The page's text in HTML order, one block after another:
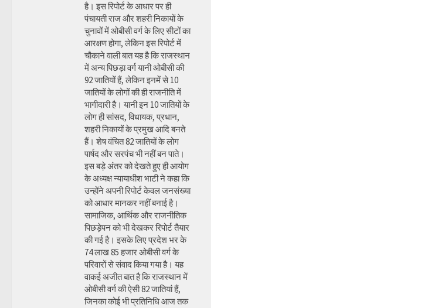
है। इस रिपोर्ट के आधार पर ही
पंचायती राज और शहरी निकायों के
चुनावों में ओबीसी वर्ग के लिए सीटों का
आरक्षण होगा, लेकिन इस रिपोर्ट में
चौकाने वाली बात यह है कि राजस्थान
में अन्य पिछड़ा वर्ग यानी ओबीसी की
92 जातियों हैं, लेकिन इनमें से 10
जातियों के लोगों की ही राजनीति में
भागीदारी है। यानी इन 10 जातियों के
लोग ही सांसद, विधायक, प्रधान,
शहरी निकायों के प्रमुख आदि बनते
हैं। शेष वंचित 82 जातियों के लोग
पार्षद और सरपंच भी नहीं बन पाते।
इस बड़े अंतर को देखते हुए ही आयोग
के अध्यक्ष न्यायाधीश भाटी ने कहा कि
उन्होंने अपनी रिपोर्ट केवल जनसंख्या
को आधार मानकर नहीं बनाई है।
सामाजिक, आर्थिक और राजनीतिक
पिछड़ेपन को भी देखकर रिपोर्ट तैयार
की गई है। इसके लिए प्रदेश भर के
74 लाख 85 हजार ओबीसी वर्ग के
परिवारों से संवाद किया गया है। यह
वाकई अजीत बात है कि राजस्थान में
ओबीसी वर्ग की ऐसी 82 जातियां हैं,
जिनका कोई भी प्रतिनिधि आज तक